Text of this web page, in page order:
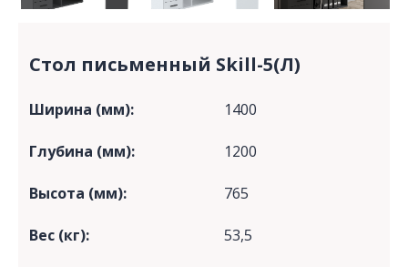
Стол письменный Skill-5(Л)
Ширина (мм): 1400
Глубина (мм): 1200
Высота (мм): 765
Вес (кг): 53,5